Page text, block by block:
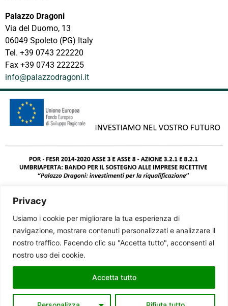
Privacy
Usiamo i cookie per migliorare la tua esperienza di
navigazione, mostrare contenuti personalizzati e analizzare il
nostro traffico. Facendo clic su "Accetta tutto", acconsenti al
nostro uso dei cookie.
Accetta tutto
Palazzo Dragoni
Via del Duomo, 13
06049 Spoleto (PG) Italy
Tel. +39 0743 222220
Fax +39 0743 222225
info@palazzodragoni.it
© 2025 Palazzo Dragoni - VAT IT01579470541 - CIN